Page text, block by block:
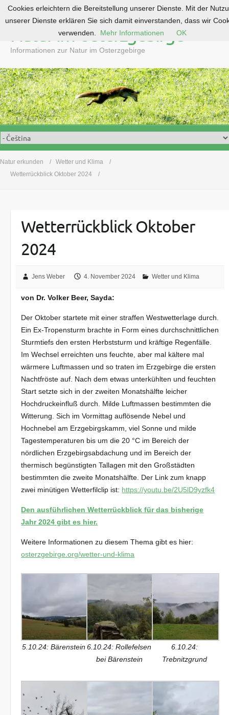
o
c
o
n
t
e
n
Natur im Osterzgebirge
Informationen zur Natur im Osterzgebirge
Natur erkunden
Wetter und Klima
Wetterrückblick Oktober 2024
Wetterrückblick Oktober
2024
Jens Weber 4. November 2024 Wetter und Klima
von Dr. Volker Beer, Sayda:
Der Oktober startete mit einer straffen Westwetterlage durch.
Ein Ex-Tropensturm brachte in Form eines durchschnittlichen
Sturmtiefs den ersten Herbststurm und kräftige Regenfälle.
Im Wechsel erreichten uns feuchte, aber mal kältere mal
wärmere Luftmassen und so traten im Erzgebirge die ersten
Nachtfröste auf. Nach dem etwas unterkühlten und feuchten
Start setzte sich in der zweiten Monatshälfte leicher
Hochdruckeinfluß durch. Milde Luftmassen bestimmten die
Witterung. Sich im Vormittag auflösende Nebel und
Hochnebel am Erzgebirgskamm, viel Sonne und milde
Tagestemperaturen bis um die 20 °C im Bereich der
nördlichen Erzgebirgsabdachung und im Bereich der
thermisch begünstigten Tallagen mit den Großstädten
bestimmten die zweite Monatshälfte. Der Link zum knapp
zwei minütigen Wetterfilclip ist: https://youtu.be/2U5lD9yzfk4
Den ausführlichen Wetterrückblick für das bisherige
Jahr2024 gibt es hier.
Weitere Informationen zu diesem Thema gibt es hier:
osterzgebirge.org/wetter-und-klima
5.10.24: Bärenstein 6.10.24: Rollefelsen
bei Bärenstein
6.10.24:
Trebnitzgrund
Cookies erleichtern die Bereitstellung unserer Dienste. Mit der
unserer Dienste erklären Sie sich damit einverstanden, dass wir
verwenden.
Mehr Informationen OK